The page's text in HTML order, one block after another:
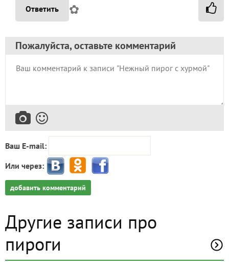
Ответить ✿
Пожалуйста, оставьте комментарий
Ваш E-mail:
Или через:
добавить комментарий
Другие записи про
пироги